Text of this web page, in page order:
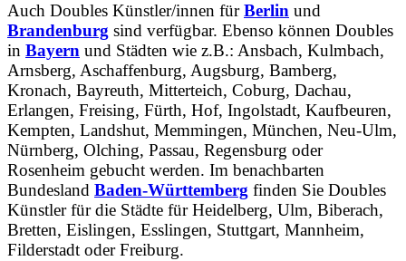
Auch Doubles Künstler/innen fürBerlin und
Brandenburg sind verfügbar. Ebenso können Doubles
in Bayern und Städten wie z.B.: Ansbach, Kulmbach,
Arnsberg, Aschaffenburg, Augsburg, Bamberg,
Kronach, Bayreuth, Mitterteich, Coburg, Dachau,
Erlangen, Freising, Fürth, Hof, Ingolstadt, Kaufbeuren,
Kempten, Landshut, Memmingen, München, Neu-Ulm,
Nürnberg, Olching, Passau, Regensburg oder
Rosenheim gebucht werden. Im benachbarten
Bundesland Baden-Württemberg finden Sie Doubles
Künstler für die Städte für Heidelberg, Ulm, Biberach,
Bretten, Eislingen, Esslingen, Stuttgart, Mannheim,
Filderstadt oder Freiburg.